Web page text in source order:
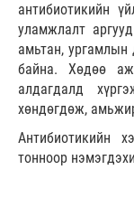
антибиотикийн
уламжлалт
амьтан, ургамлын
байна. Хөдөө
алдагдалд
хөндөгдөж,
Антибиотикийн
тонноор